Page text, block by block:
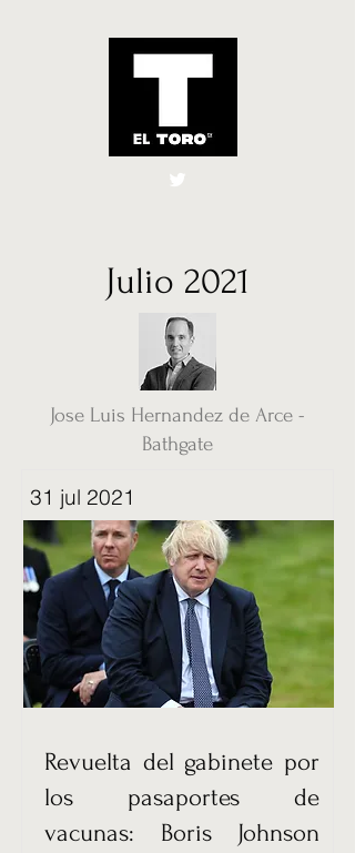
El Toro España
Julio 2021
Jose Luis Hernandez de Arce -
Bathgate
31 jul 2021
Revuelta del gabinete por
los pasaportes de
vacunas: Boris Johnson